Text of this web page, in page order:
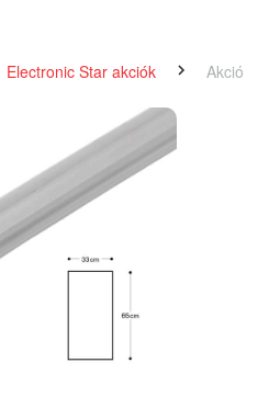
Electronic Star akciók Akció